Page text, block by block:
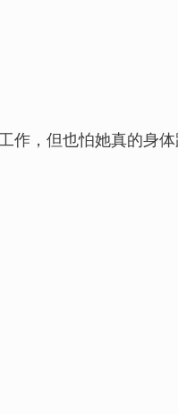
，但也怕她真的身体